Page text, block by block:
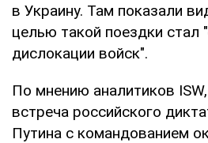
в Украину. Там показали
целью такой поездки стал
дислокации войск".
По мнению аналитиков
встреча российского
Путина с командованием